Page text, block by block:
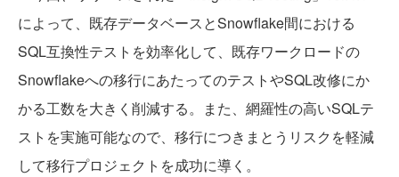
によって、既存データベースとSnowflake間における
SQL互換性テストを効率化して、既存ワークロードの
Snowflakeへの移行にあたってのテストやSQL改修にか
かる工数を大きく削減する。また、網羅性の高いSQLテ
ストを実施可能なので、移行につきまとうリスクを軽減
して移行プロジェクトを成功に導く。